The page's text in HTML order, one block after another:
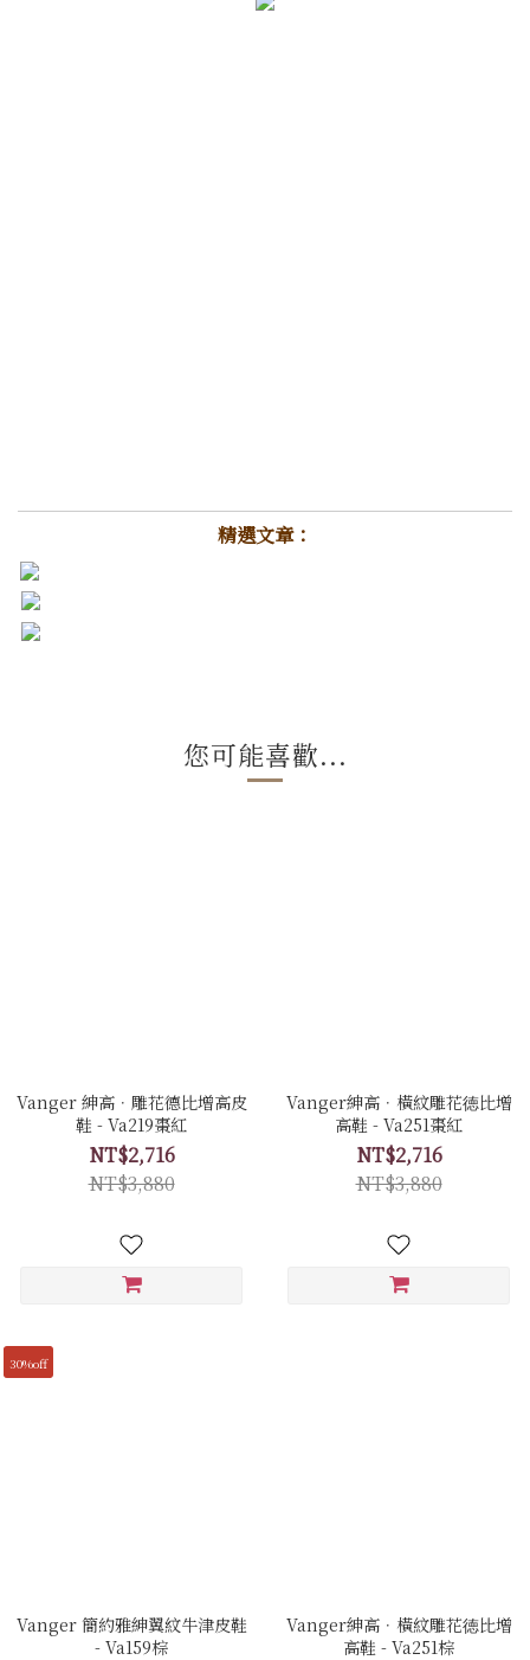
精選文章：
您可能喜歡...
Vanger 紳高．雕花德比增高皮
鞋 - Va219棗紅
NT$2,716
NT$3,880
Vanger紳高．橫紋雕花徳比增
高鞋 - Va251棗紅
NT$2,716
NT$3,880
30%off
Vanger 簡約雅紳翼紋牛津皮鞋
- Va159棕
Vanger紳高．橫紋雕花徳比增
高鞋 - Va251棕